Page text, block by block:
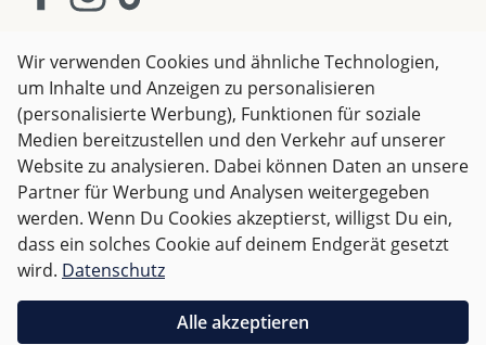
Maxi Cosi Pebble 360 Pro2 – Sicherheit
ab Tag eins
Die Maxi Cosi Pebble 360 Pro 2 i-Size Babyschale ist
der perfekte Begleiter für unterwegs. Mit der
SlideTech®-Funktion und 360°-Drehung (in
Kombination mit der separat erhältlichenFamilyFix
360 Pro Basisstation) hebst du dein Baby ohne
Bücken ins Auto, während drei verschiedene
Liegepositionen – einschließlich einer flachen – für
erholsames Reisen sorgen.
AGB Impressum
Datenschutz
Widerrufsrecht
Alle Preise inkl. gesetzl. Mehrwertsteuer zzgl.Versandkosten
und ggf. Nachnahmegebühren, wenn nicht anders
angegeben.
Für Deutschland sind Bestellungen ab 50,- EUR
versandkostenfrei.
Wir verwenden Cookies und ähnliche Technologien,
um Inhalte und Anzeigen zu personalisieren
(personalisierte Werbung), Funktionen für soziale
Medien bereitzustellen und den Verkehr auf unserer
Website zu analysieren. Dabei können Daten an unsere
Partner für Werbung und Analysen weitergegeben
werden. Wenn Du Cookies akzeptierst, willigst Du ein,
dass ein solches Cookie auf deinem Endgerät gesetzt
wird. Datenschutz
Alle akzeptieren